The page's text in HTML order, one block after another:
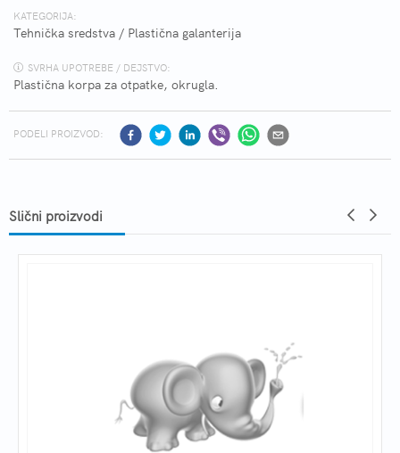
KATEGORIJA:
Tehnička sredstva / Plastična galanterija
SVRHA UPOTREBE / DEJSTVO:
Plastična korpa za otpatke, okrugla.
PODELI PROIZVOD:
Slični proizvodi